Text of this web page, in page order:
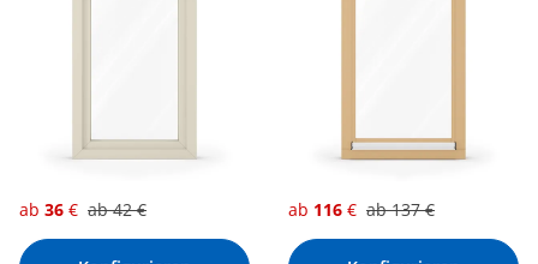
ab 36 € ab42€ ab 116 € ab137€